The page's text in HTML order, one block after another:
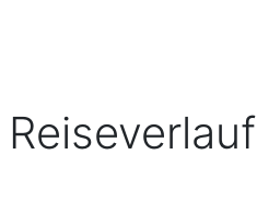
Reiseverlauf